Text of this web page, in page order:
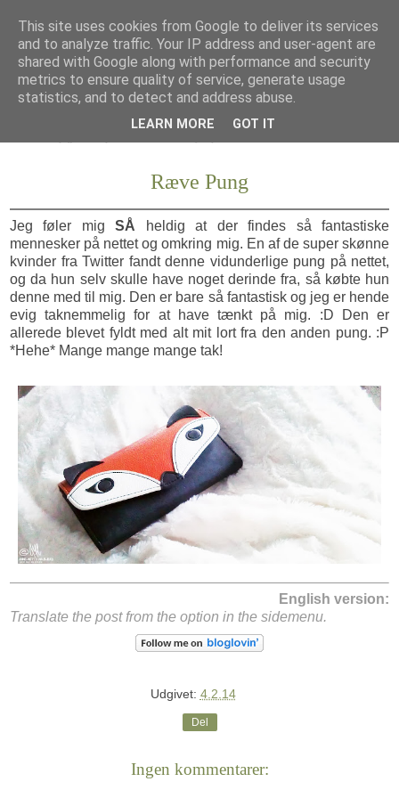
Ræve Pung
Jeg føler migSÅ heldig at der findes så fantastiske
mennesker på nettet og omkring mig. En af de super skønne
kvinder fra Twitter fandt denne vidunderlige pung på nettet,
og da hun selv skulle have noget derinde fra, så købte hun
denne med til mig. Den er bare så fantastisk og jeg er hende
evig taknemmelig for at have tænkt på mig. :D Den er
allerede blevet fyldt med alt mit lort fra den anden pung. :P
*Hehe* Mange mange mange tak!
English version:
Translate the post from the option in the sidemenu.
Udgivet: 4.2.14
Del
Ingen kommentarer:
This site uses cookies from Google to deliver its services
and to analyze traffic. Your IP address and user-agent are
shared with Google along with performance and security
metrics to ensure quality of service, generate usage
statistics, and to detect and address abuse.
LEARN MORE GOT IT